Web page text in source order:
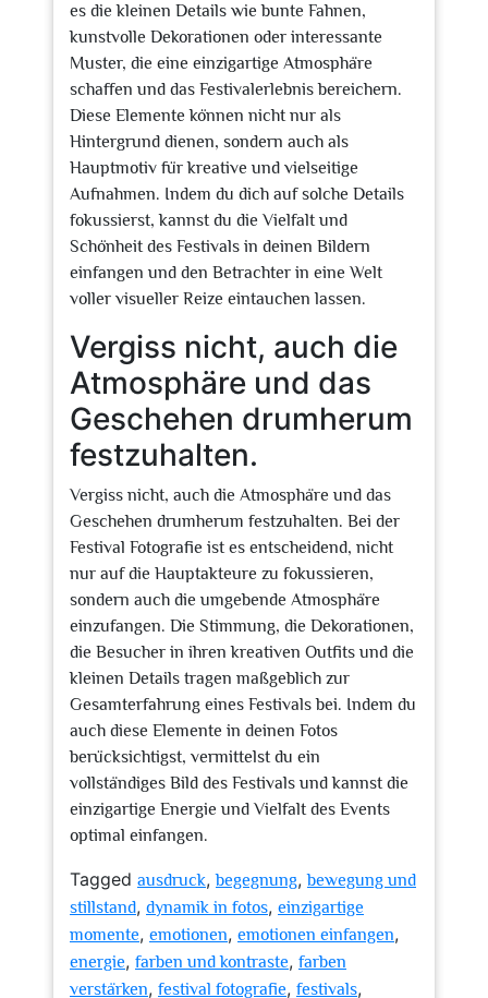
es die kleinen Details wie bunte Fahnen,
kunstvolle Dekorationen oder interessante
Muster, die eine einzigartige Atmosphäre
schaffen und das Festivalerlebnis bereichern.
Diese Elemente können nicht nur als
Hintergrund dienen, sondern auch als
Hauptmotiv für kreative und vielseitige
Aufnahmen. Indem du dich auf solche Details
fokussierst, kannst du die Vielfalt und
Schönheit des Festivals in deinen Bildern
einfangen und den Betrachter in eine Welt
voller visueller Reize eintauchen lassen.
Vergiss nicht, auch die
Atmosphäre und das
Geschehen drumherum
festzuhalten.
Vergiss nicht, auch die Atmosphäre und das
Geschehen drumherum festzuhalten. Bei der
Festival Fotografie ist es entscheidend, nicht
nur auf die Hauptakteure zu fokussieren,
sondern auch die umgebende Atmosphäre
einzufangen. Die Stimmung, die Dekorationen,
die Besucher in ihren kreativen Outfits und die
kleinen Details tragen maßgeblich zur
Gesamterfahrung eines Festivals bei. Indem du
auch diese Elemente in deinen Fotos
berücksichtigst, vermittelst du ein
vollständiges Bild des Festivals und kannst die
einzigartige Energie und Vielfalt des Events
optimal einfangen.
Tagged ausdruck,begegnung,bewegung und
stillstand, dynamik in fotos, einzigartige
momente, emotionen, emotionen einfangen,
energie, farben und kontraste, farben
verstärken, festival fotografie, festivals,